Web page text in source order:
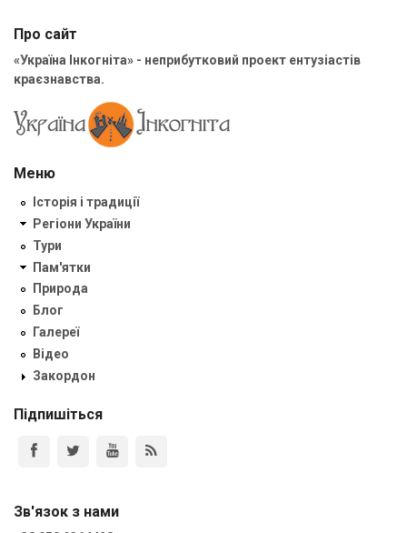
Про сайт
«Україна Інкогніта» - неприбутковий проект ентузіастів
краєзнавства.
Меню
Історія і традиції
Регіони України
Тури
Пам'ятки
Природа
Блог
Галереї
Відео
Закордон
Підпишіться
Зв'язок з нами